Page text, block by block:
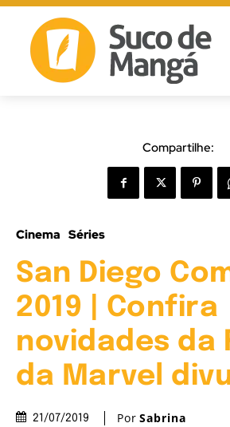
Compartilhe:
Cinema Séries
San Diego
2019 | Confira
novidades da
da Marvel
21/07/2019 Por Sabrina